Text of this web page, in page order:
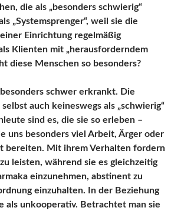
die als „besonders schwierig“
„Systemsprenger“, weil sie die
Einrichtung regelmäßig
Klienten mit „herausforderndem
diese Menschen so besonders?
schwer erkrankt. Die
auch keineswegs als „schwierig“
sind es, die sie so erleben –
uns besonders viel Arbeit, Ärger oder
bereiten. Mit ihrem Verhalten fordern
leisten, während sie es gleichzeitig
einzunehmen, abstinent zu
einzuhalten. In der Beziehung
als unkooperativ. Betrachtet man sie